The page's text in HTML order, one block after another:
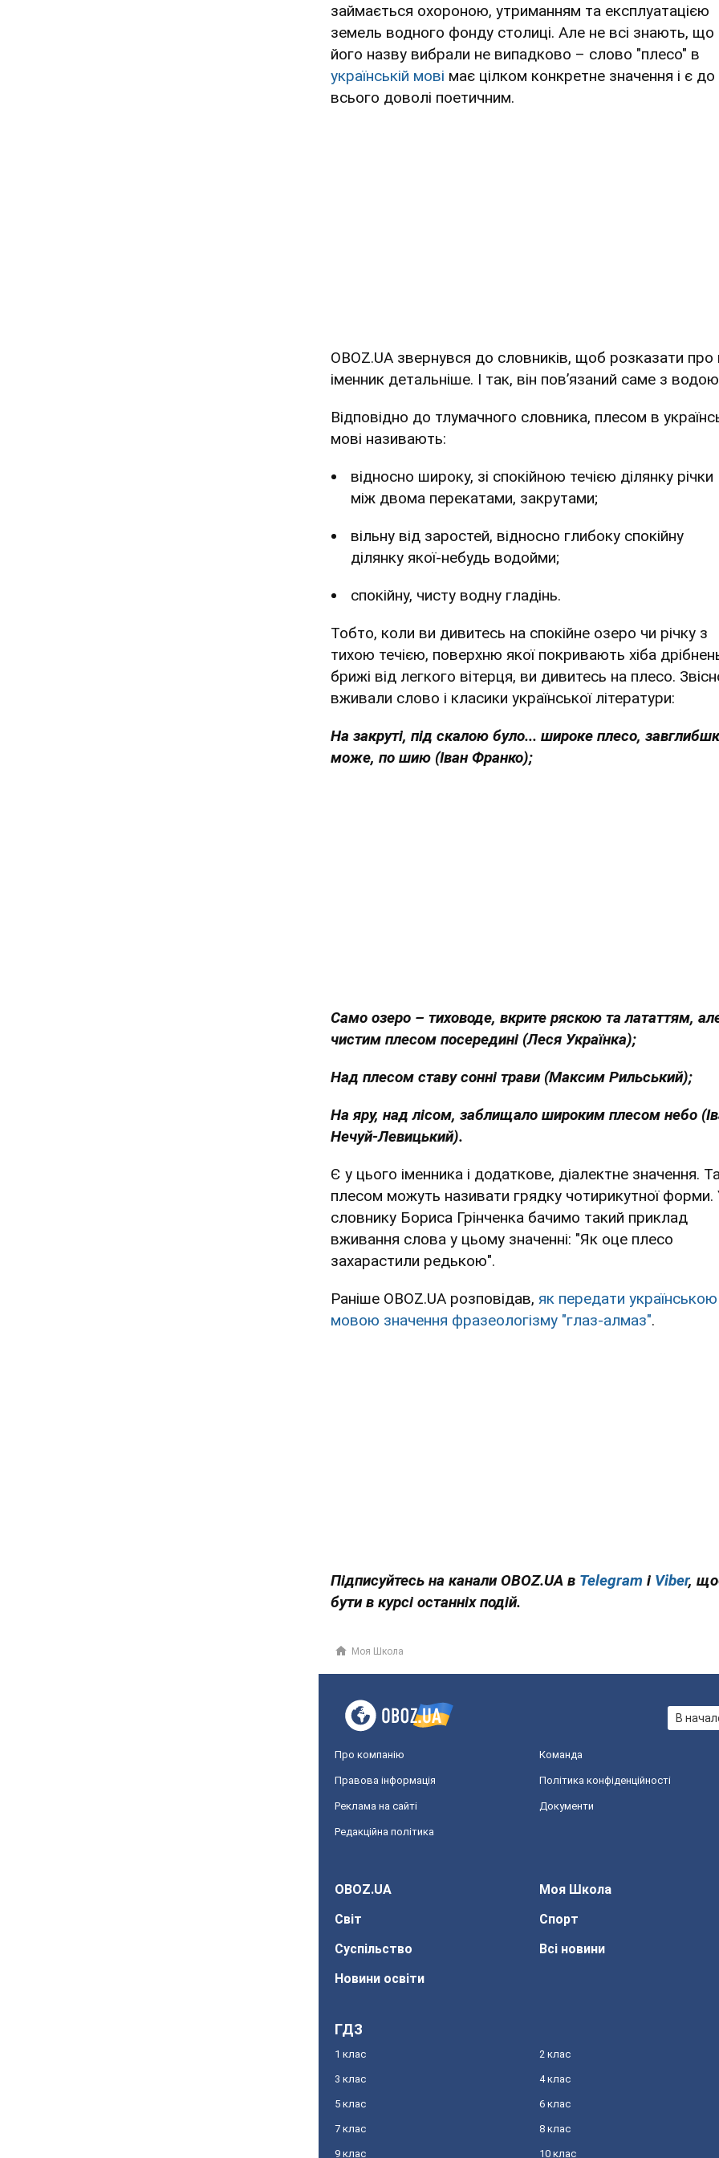
займається охороною, утриманням та експлуатацією
земель водного фонду столиці. Але не всі знають, що
його назву вибрали не випадково – слово "плесо" в
українській мові має цілком конкретне значення і є до
всього доволі поетичним.
OBOZ.UA звернувся до словників, щоб розказати про
іменник детальніше. І так, він пов’язаний саме з
Відповідно до тлумачного словника, плесом в
мові називають:
відносно широку, зі спокійною течією ділянку річки
між двома перекатами, закрутами;
вільну від заростей, відносно глибоку спокійну
ділянку якої-небудь водойми;
спокійну, чисту водну гладінь.
Тобто, коли ви дивитесь на спокійне озеро чи річку з
тихою течією, поверхню якої покривають хіба
брижі від легкого вітерця, ви дивитесь на плесо.
вживали слово і класики української літератури:
На закруті, під скалою було... широке плесо,
може, по шию (Іван Франко);
Само озеро – тиховоде, вкрите ряскою та лататтям,
чистим плесом посередині (Леся Українка);
Над плесом ставу сонні трави (Максим Рильський);
На яру, над лісом, заблищало широким плесом небо
Нечуй-Левицький).
Є у цього іменника і додаткове, діалектне значення.
плесом можуть називати грядку чотирикутної форми.
словнику Бориса Грінченка бачимо такий приклад
вживання слова у цьому значенні: "Як оце плесо
захарастили редькою".
Раніше OBOZ.UA розповідав, як передати українською
мовою значення фразеологізму "глаз-алмаз".
Підписуйтесь на канали OBOZ.UA в Telegram і Viber,
бути в курсі останніх подій.
Моя Школа
В
Про компанію Команда
Правова інформація Політика конфіденційності
Реклама на сайті Документи
Редакційна політика
OBOZ.UA
Моя Школа
Світ
Спорт
Суспільство
Всі новини
Новини освіти
ГДЗ
1 клас 2 клас
3 клас 4 клас
5 клас 6 клас
7 клас 8 клас
9 клас 10 клас